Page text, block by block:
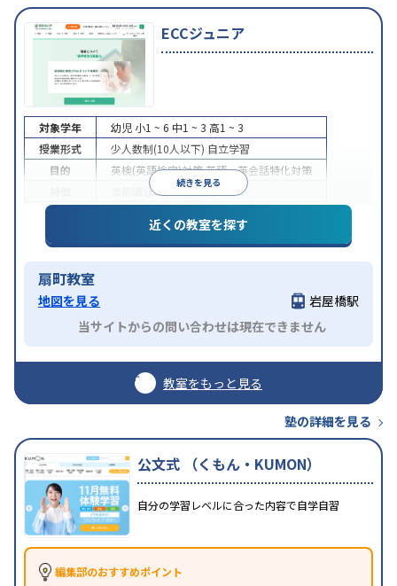
ECCジュニア
続きを見る
対象学年 幼児 小1 ~ 6 中1 ~ 3 高1 ~ 3
授業形式
少人数制(10人以下) 自立学習
目的
英検(英語検定)対策英語・英会話特化対策
季節講習のみの受講可
近くの教室を探す
扇町教室
地図を見る
岩屋橋駅
当サイトからの問い合わせは現在できません
教室をもっと見る
塾の詳細を見る
公文式 （くもん・KUMON）
自分の学習レベルに合った内容で自学自習
編集部のおすすめポイント